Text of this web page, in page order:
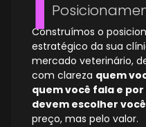
Construímos o
estratégico da sua
mercado veterinário,
com clareza quem
quem você fala e por
devem escolher
preço, mas pelo valor.